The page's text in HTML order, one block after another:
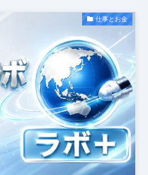
仕事とお金